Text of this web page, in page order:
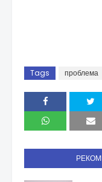
Tags проблема